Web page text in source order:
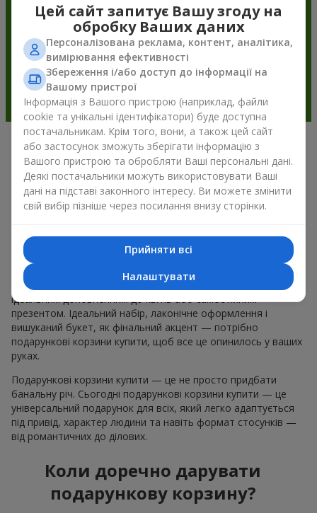
Подарункові корзини —
універсальний подарунок на будь-
яке свято
обмаль, у нас є для вас чудове перевірене рішення: ви
можете набір подарункові корзини купити. Подарункова
корзина з вишуканими смаколиками до свята, фруктами,
смачним чаєм чи, навіть, алкогольними напоями стає
ідеальним доповненням до квітів або самостійним
презентом. Ідеальний набір, лаконічне оформлення і
вишуканий букет, як фінальний акцент — потрібно
подарункові корзини купити, щоб все це опинилось у ваших
руках.
Подарункові корзини купити — це не просто придбати
банальну річ. Сьогодні подарункові корзини купити — це
універсальний подарунок для всіх, який легко адаптується
під привід, характер людини та навіть формат стосунків —
від романтичних до ділових.
Коли доречно дарувати
подарункову корзину?
Цей сайт запитує Вашу згоду на
обробку Ваших даних
Персоналізована реклама, контент, аналітика,
вимірювання ефективності
Збереження і/або доступ до інформації на
Вашому пристрої
Інформація з Вашого пристрою (наприклад, файли
cookie та унікальні ідентифікатори) буде доступна
постачальникам. Крім того, вони, а також цей сайт
або застосунок зможуть зберігати інформацію з
Вашого пристрою та обробляти Ваші персональні дані.
Деякі постачальники можуть використовувати Ваші
дані на підставі законного інтересу. Ви можете змінити
свій вибір пізніше через посилання внизу сторінки.
Прийняти всі
Налаштувати